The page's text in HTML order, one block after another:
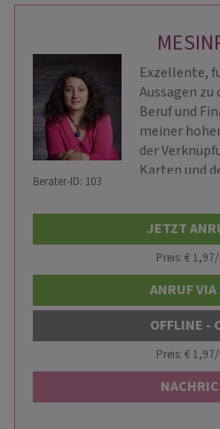
Exzellente,
Aussagen zu
Beruf und
meiner
der
Karten und
Berater-ID: 103
JETZT
Preis: €
ANRUF
OFFLINE -
Preis: €